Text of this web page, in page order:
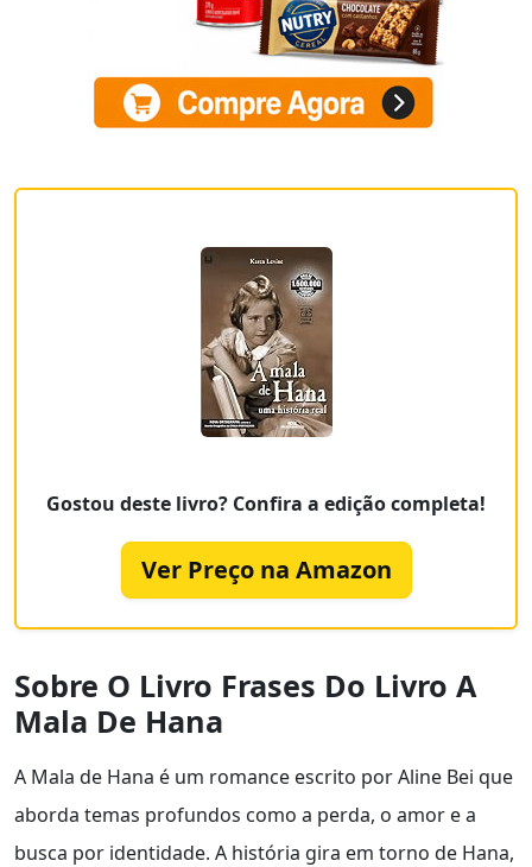
Gostou deste livro? Confira a edição completa!
Ver Preço na Amazon
Sobre O Livro Frases Do Livro A
Mala De Hana
A Mala de Hana é um romance escrito por Aline Bei que
aborda temas profundos como a perda, o amor e a
busca por identidade. A história gira em torno de Hana,